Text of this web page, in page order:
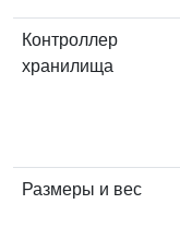
Контроллер
хранилища
Размеры и вес